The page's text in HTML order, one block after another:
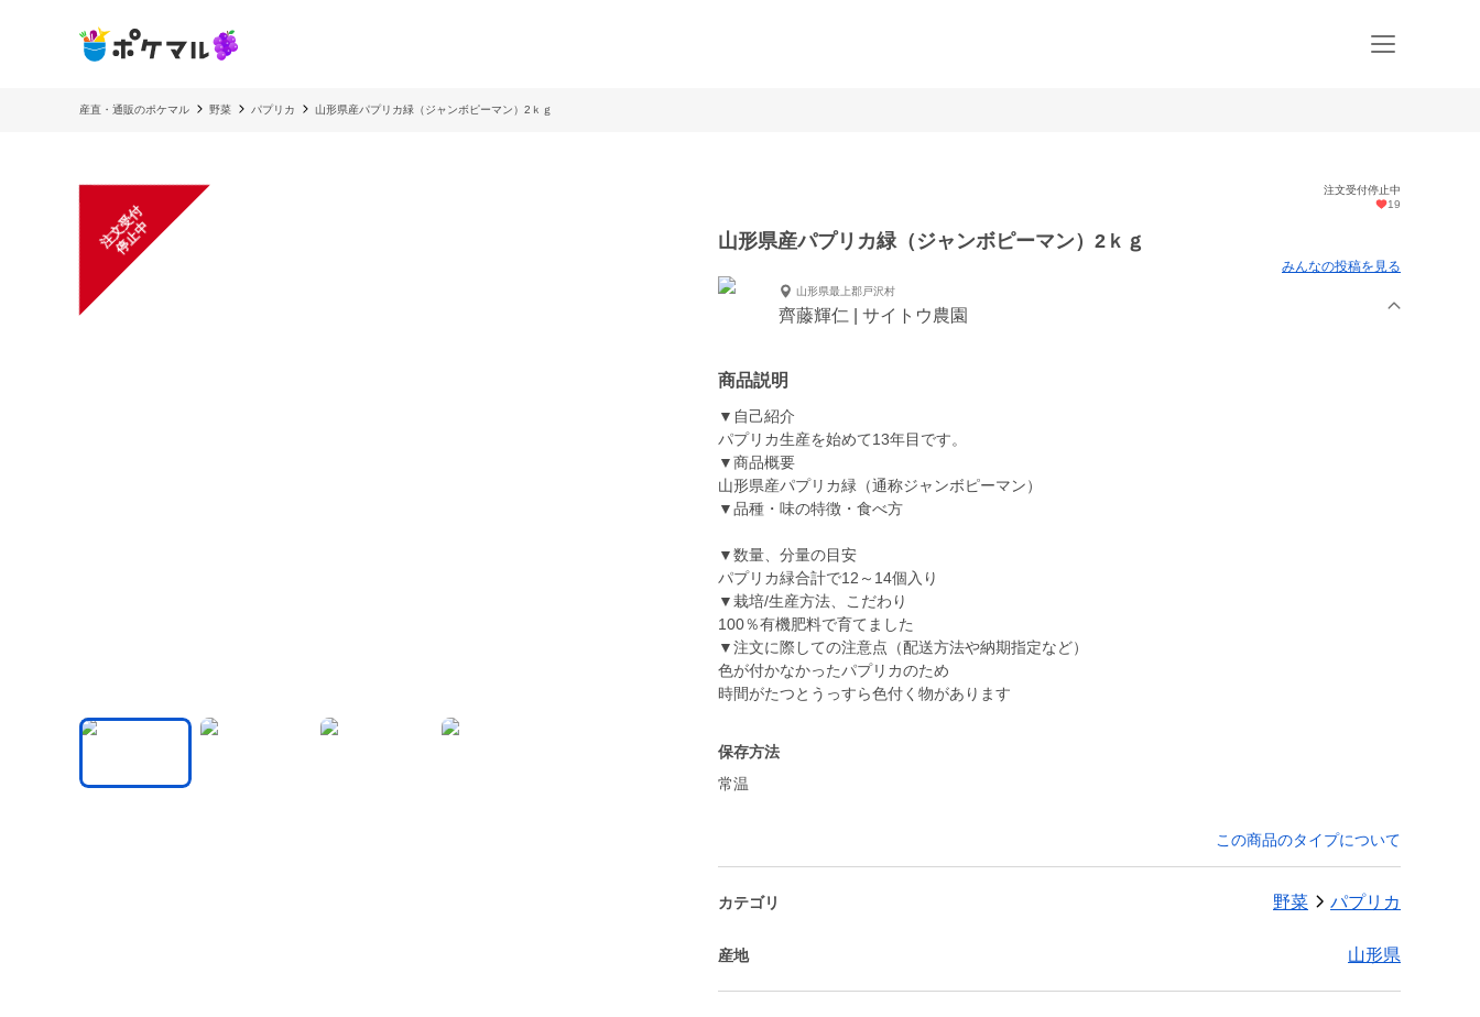
産直・通販のポケマル 野菜 パプリカ 山形県産パプリカ緑（ジャンボピーマン）2ｋｇ
注
文
受
付
停
止
中
注文受付停止中
19
山形県産パプリカ緑（ジャンボピーマン）2ｋｇ
みんなの投稿を見る
山形県最上郡戸沢村
齊藤輝仁 | サイトウ農園
商品説明
▼自己紹介
パプリカ生産を始めて13年目です。
▼商品概要
山形県産パプリカ緑（通称ジャンボピーマン）
▼品種・味の特徴・食べ方
▼数量、分量の目安
パプリカ緑合計で12～14個入り
▼栽培/生産方法、こだわり
100％有機肥料で育てました
▼注文に際しての注意点（配送方法や納期指定など）
色が付かなかったパプリカのため
時間がたつとうっすら色付く物があります
保存方法
常温
この商品のタイプについて
カテゴリ 野菜 パプリカ
産地 山形県